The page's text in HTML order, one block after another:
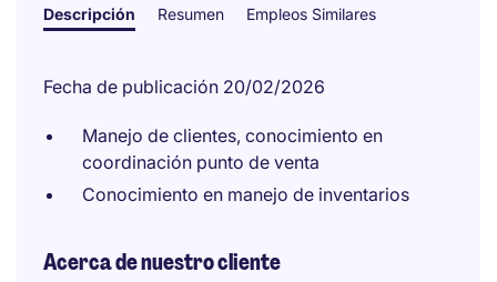
Descripción Resumen Empleos Similares
Fecha de publicación 20/02/2026
Manejo de clientes, conocimiento en
coordinación punto de venta
Conocimiento en manejo de inventarios
Acerca de nuestro cliente